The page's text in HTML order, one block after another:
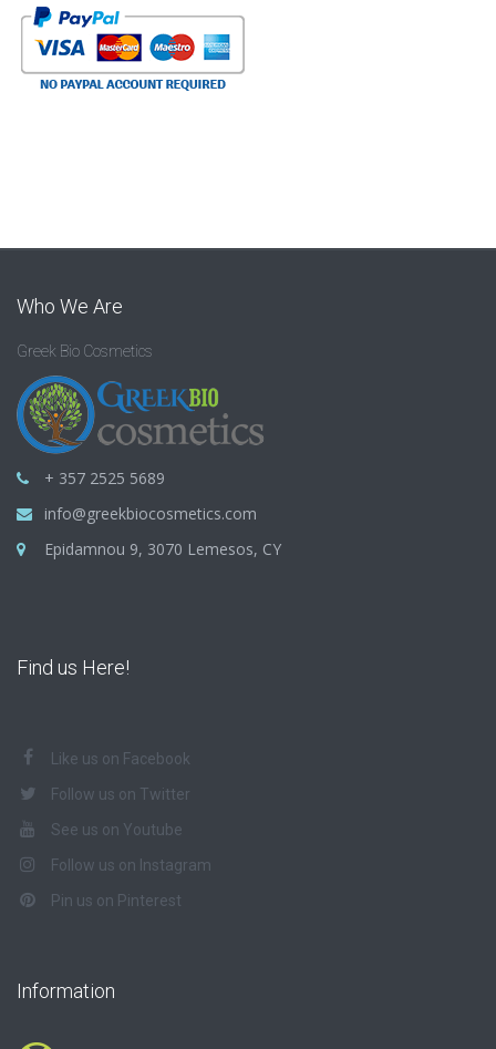
Who We Are
Greek Bio Cosmetics
+ 357 2525 5689
info@greekbiocosmetics.com
Epidamnou 9, 3070 Lemesos, CY
Find us Here!
Like us on Facebook
Follow us on Twitter
See us on Youtube
Follow us on Instagram
Pin us on Pinterest
Information